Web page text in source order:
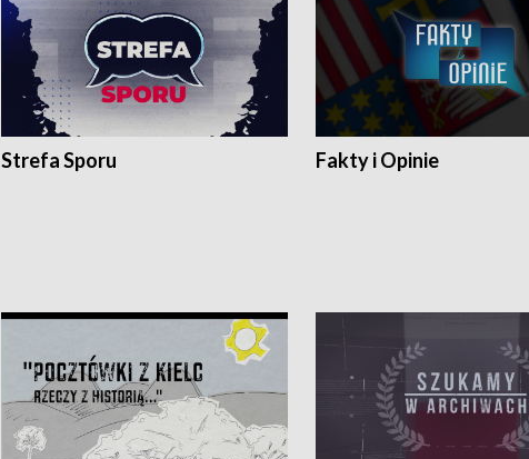
Strefa Sporu Fakty i Opinie